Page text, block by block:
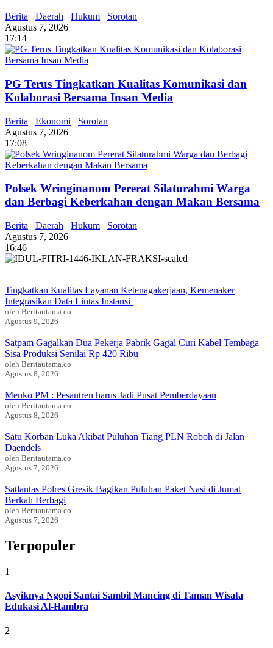
Berita Daerah Hukum
Sorotan
Agustus 7, 2026
17:14
PG Terus Tingkatkan Kualitas Komunikasi dan
Kolaborasi Bersama Insan Media
Berita Ekonomi
Sorotan
Agustus 7, 2026
17:08
Polsek Wringinanom Pererat Silaturahmi Warga
dan Berbagi Keberkahan dengan Makan Bersama
Berita Daerah Hukum
Sorotan
Agustus 7, 2026
16:46
Tingkatkan Kualitas Layanan Ketenagakerjaan, Kemenaker
Integrasikan Data Lintas Instansi
oleh Beritautama.co
Agustus 9, 2026
Satpam Gagalkan Dua Pekerja Pabrik Gagal Curi Kabel Tembaga
Sisa Produksi Senilai Rp 420 Ribu
oleh Beritautama.co
Agustus 8, 2026
Menko PM : Pesantren harus Jadi Pusat Pemberdayaan
oleh Beritautama.co
Agustus 8, 2026
Satu Korban Luka Akibat Puluhan Tiang PLN Roboh di Jalan
Daendels
oleh Beritautama.co
Agustus 7, 2026
Satlantas Polres Gresik Bagikan Puluhan Paket Nasi di Jumat
Berkah Berbagi
oleh Beritautama.co
Agustus 7, 2026
Terpopuler
1
Asyiknya Ngopi Santai Sambil Mancing di Taman Wisata
Edukasi Al-Hambra
2